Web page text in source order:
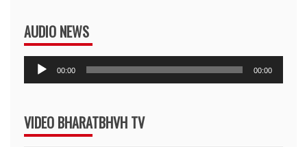
AUDIO NEWS
Audio
Player
00:00 00:00
VIDEO BHARATBHVH TV